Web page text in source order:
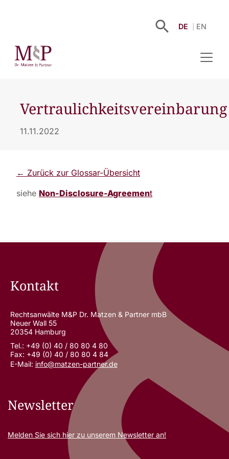
DE EN
Vertraulichkeitsvereinbarung
11.11.2022
← Zurück zur Glossar-Übersicht
siehe Non-Disclosure-Agreement
Kontakt
Rechtsanwälte M&P Dr. Matzen & Partner mbB
Neuer Wall 55
20354 Hamburg
Tel.: +49 (0) 40 / 80 80 4 80
Fax: +49 (0) 40 / 80 80 4 84
E-Mail: info@matzen-partner.de
Newsletter
Melden Sie sich hier zu unserem Newsletter an!